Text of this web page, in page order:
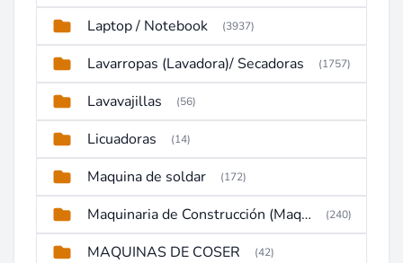
Laptop / Notebook (3937)
Lavarropas (Lavadora)/ Secadoras (1757)
Lavavajillas (56)
Licuadoras (14)
Maquina de soldar (172)
Maquinaria de Construcción (Maquinaria Pesada) (240)
MAQUINAS DE COSER (42)